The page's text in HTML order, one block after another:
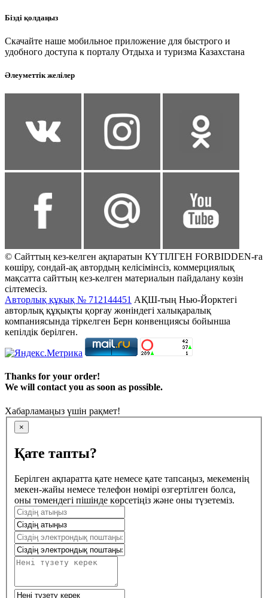
Бізді қолдаңыз
Скачайте наше мобильное приложение для быстрого и
удобного доступа к порталу Отдыха и туризма Казахстана
Әлеуметтік желілер
© Сайттың кез-келген ақпаратын КҮТІЛГЕН FORBIDDEN-ға
көшіру, сондай-ақ автордың келісімінсіз, коммерциялық
мақсатта сайттың кез-келген материалын пайдалану көзін
сілтемесіз.
Авторлық құқық № 712144451 АҚШ-тың Нью-Йорктегі
авторлық құқықты қорғау жөніндегі халықаралық
компаниясында тіркелген Берн конвенциясы бойынша
кепілдік берілген.
Thanks for your order!
We will contact you as soon as possible.
Хабарламаңыз үшін рақмет!
×
Қате тапты?
Берілген ақпаратта қате немесе қате тапсаңыз, мекеменің
мекен-жайы немесе телефон нөмірі өзгертілген болса,
оны төмендегі пішінде көрсетіңіз және оны түзетеміз.